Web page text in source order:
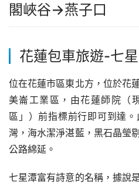
閣峽谷→燕子口
花蓮包車旅遊-七
位在花蓮市區東北方，位於花
美崙工業區，由花蓮師院（
區」）前指標前行即可到達
灣，海水潔淨湛藍，黑石晶瑩
公路綿延。
七星潭富有詩意的名稱，據說